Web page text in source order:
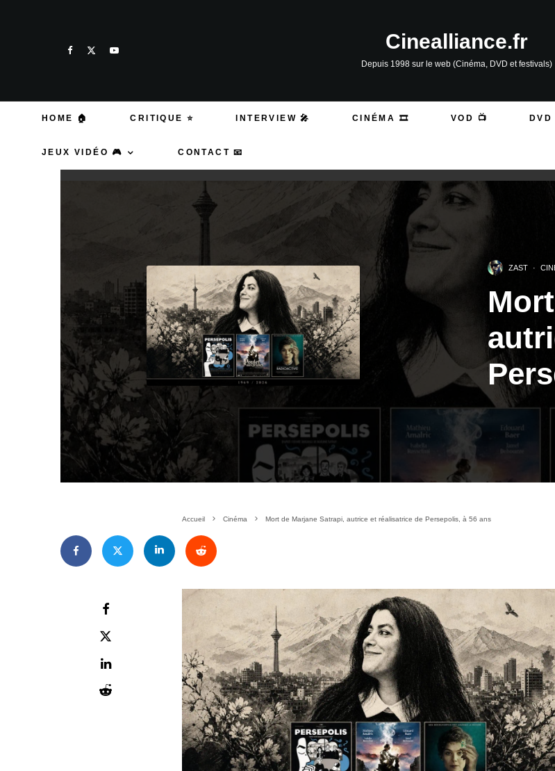
Cinealliance.fr
Depuis 1998 sur le web (Cinéma, DVD et festivals)
HOME 🏠 CRITIQUE ⭐ INTERVIEW 🎤 CINÉMA 🎞️ VOD 📺
JEUX VIDÉO 🎮 CONTACT 📧
ZAST ·
Accueil Cinéma Mort de Marjane Satrapi, autrice et réalisatrice de Persepolis, à 56 ans